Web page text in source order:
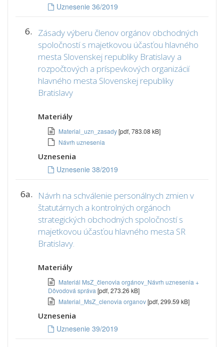
Uznesenie 36/2019
6.
Zásady výberu členov orgánov obchodných
spoločností s majetkovou účasťou hlavného
mesta Slovenskej republiky Bratislavy a
rozpočtových a príspevkových organizácií
hlavného mesta Slovenskej republiky
Bratislavy
Materiály
Material_uzn_zasady[pdf, 783.08 kB]
Návrh uznesenia
Uznesenia
Uznesenie 38/2019
6a.
Návrh na schválenie personálnych zmien v
štatutárnych a kontrolných orgánoch
strategických obchodných spoločností s
majetkovou účasťou hlavného mesta SR
Bratislavy.
Materiály
Materiál MsZ_členovia orgánov_Návrh uznesenia +
Dôvodová správa [pdf, 273.26 kB]
Material_MsZ_clenovia organov[pdf, 299.59 kB]
Uznesenia
Uznesenie 39/2019